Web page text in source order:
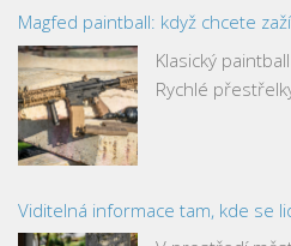
Magfed paintball: když chcete
Klasický
Rychlé
Viditelná informace tam, kde se